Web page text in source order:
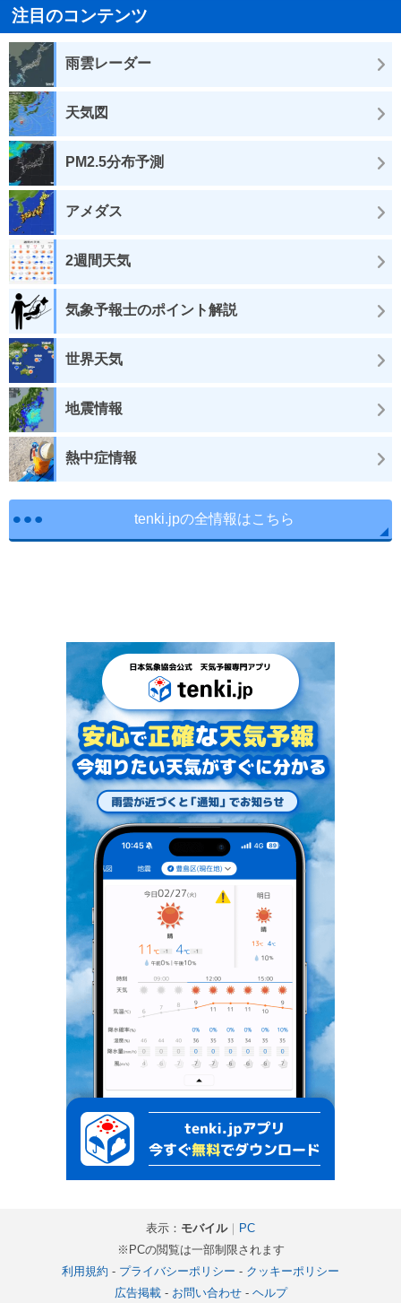
注目のコンテンツ
雨雲レーダー
天気図
PM2.5分布予測
アメダス
2週間天気
気象予報士のポイント解説
世界天気
地震情報
熱中症情報
tenki.jpの全情報はこちら
表示： モバイル｜ PC
※PCの閲覧は一部制限されます
利用規約 - プライバシーポリシー - クッキーポリシー
広告掲載- お問い合わせ- ヘルプ